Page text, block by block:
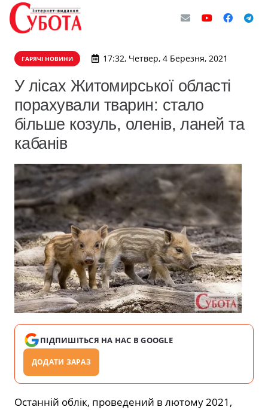
ГАРЯЧІ НОВИНИ 17:32, Четвер, 4 Березня, 2021
​У лісах Житомирської області
порахували тварин: стало
більше козуль, оленів, ланей та
кабанів
ПІДПИШІТЬСЯ НА НАС В GOOGLE
ДОДАТИ ЗАРАЗ
Останній облік, проведений в лютому 2021,